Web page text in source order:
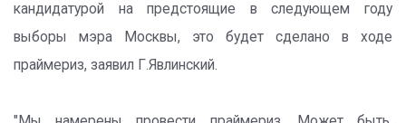
кандидатурой на предстоящие в следующем году
выборы мэра Москвы, это будет сделано в ходе
праймериз, заявил Г.Явлинский.